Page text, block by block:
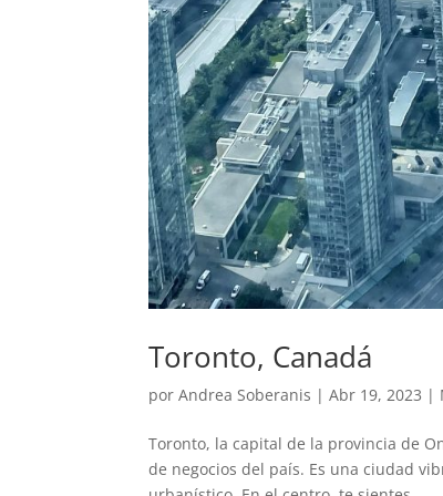
Toronto, Canadá
porAndrea Soberanis |Abr 19, 2023 |
Toronto, la capital de la provincia de
de negocios del país. Es una ciudad